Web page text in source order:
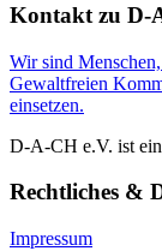
Kontakt zu D-
Wir sind
Gewaltfreien
einsetzen.
D-A-CH e.V. ist
Rechtliches &
Impressum